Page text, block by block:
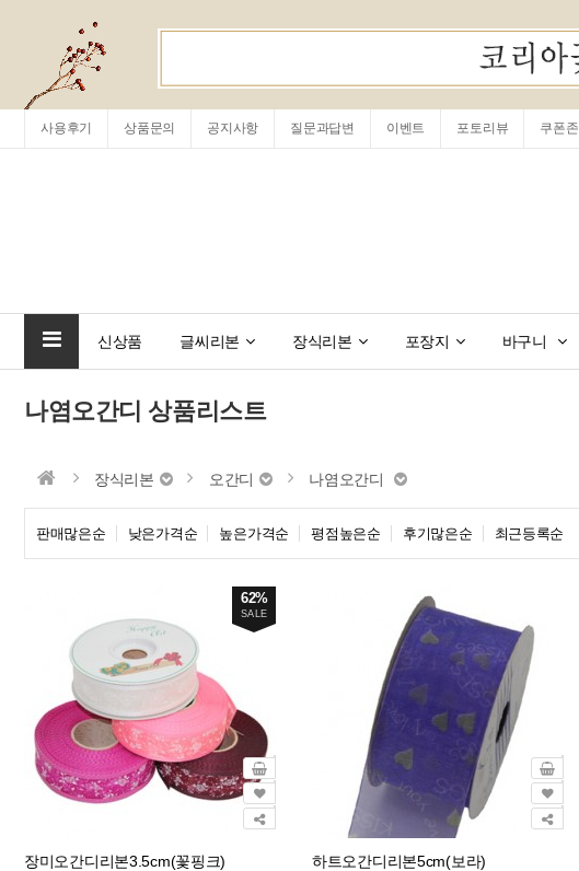
사용후기 상품문의 공지사항 질문과답변 이벤트 포토리뷰 쿠폰존
신상품 글씨리본 장식리본 포장지 바구니
나염오간디 상품리스트
장식리본 오간디 나염오간디
판매많은순 낮은가격순 높은가격순 평점높은순 후기많은순 최근등록순
62%
SALE
장미오간디리본3.5cm(꽃핑크) 하트오간디리본5cm(보라)